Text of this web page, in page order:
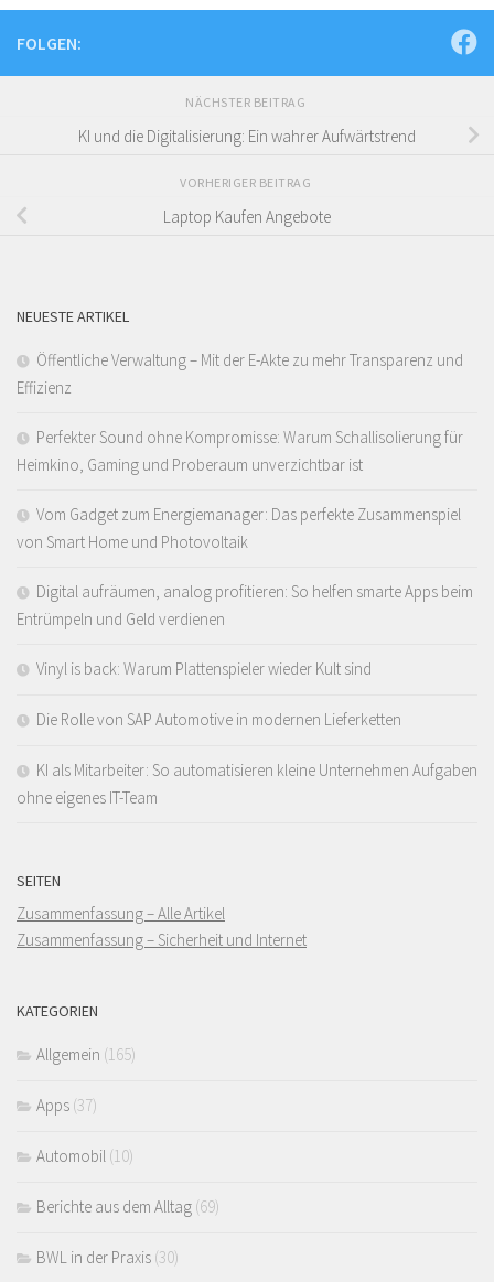
FOLGEN:
NÄCHSTER BEITRAG
KI und die Digitalisierung: Ein wahrer Aufwärtstrend
VORHERIGER BEITRAG
Laptop Kaufen Angebote
NEUESTE ARTIKEL
Öffentliche Verwaltung – Mit der E-Akte zu mehr Transparenz und
Effizienz
Perfekter Sound ohne Kompromisse: Warum Schallisolierung für
Heimkino, Gaming und Proberaum unverzichtbar ist
Vom Gadget zum Energiemanager: Das perfekte Zusammenspiel
von Smart Home und Photovoltaik
Digital aufräumen, analog profitieren: So helfen smarte Apps beim
Entrümpeln und Geld verdienen
Vinyl is back: Warum Plattenspieler wieder Kult sind
Die Rolle von SAP Automotive in modernen Lieferketten
KI als Mitarbeiter: So automatisieren kleine Unternehmen Aufgaben
ohne eigenes IT-Team
SEITEN
Zusammenfassung – Alle Artikel
Zusammenfassung – Sicherheit und Internet
KATEGORIEN
Allgemein (165)
Apps (37)
Automobil (10)
Berichte aus dem Alltag (69)
BWL in der Praxis (30)